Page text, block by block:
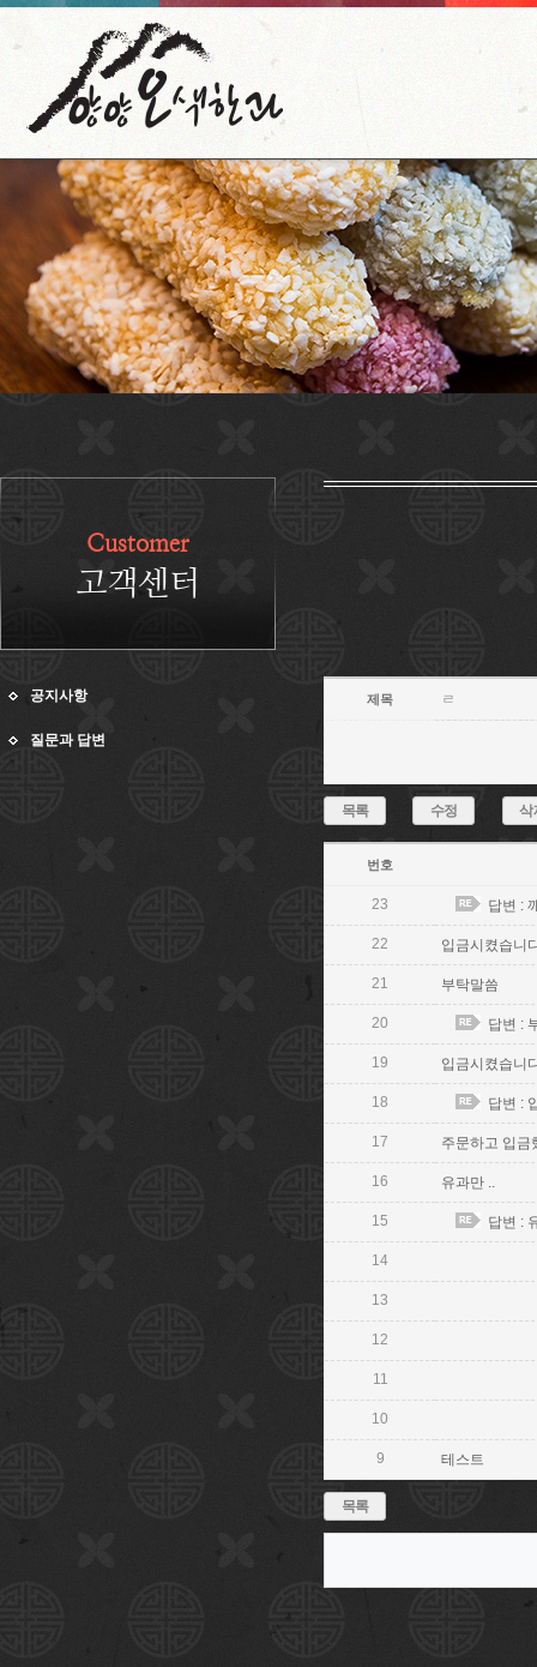
Customer
고객센터
공지사항
질문과 답변
제목 ㄹ
목록 수정 삭
번호
23 답변 :
22 입금시켰습니
21 부탁말씀
20 답변 :
19 입금시켰습니
18 답변 :
17 주문하고 입금
16 유과만 ..
15 답변 :
14
13
12
11
10
9 테스트
목록